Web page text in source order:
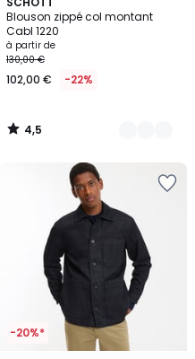
Blouson zippé col montant
Cabl 1220
à partir de
130,00 €
102,00 € -22%
/ 5
6
Couleurs
4,5
/
-20%*